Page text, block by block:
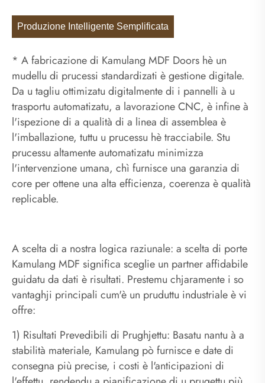
Produzione Intelligente Semplificata
* A fabricazione di Kamulang MDF Doors hè un
mudellu di prucessi standardizati è gestione digitale.
Da u tagliu ottimizatu digitalmente di i pannelli à u
trasportu automatizatu, a lavorazione CNC, è infine à
l'ispezione di a qualità di a linea di assemblea è
l'imballazione, tuttu u prucessu hè tracciabile. Stu
prucessu altamente automatizatu minimizza
l'intervenzione umana, chì furnisce una garanzia di
core per ottene una alta efficienza, coerenza è qualità
replicable.
A scelta di a nostra logica raziunale: a scelta di porte
Kamulang MDF significa sceglie un partner affidabile
guidatu da dati è risultati. Prestemu chjaramente i so
vantaghji principali cum'è un pruduttu industriale è vi
offre:
1) Risultati Prevedibili di Prughjettu: Basatu nantu à a
stabilità materiale, Kamulang pò furnisce e date di
consegna più precise, i costi è l'anticipazioni di